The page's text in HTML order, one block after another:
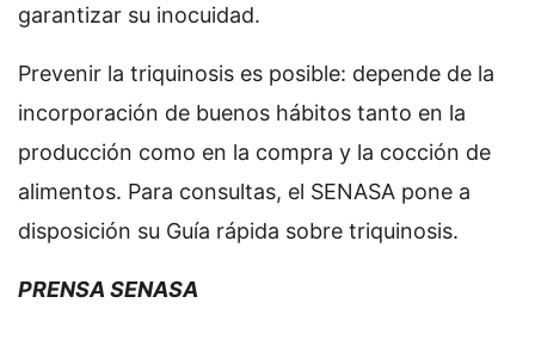
garantizar su inocuidad.
Prevenir la triquinosis es posible: depende de la
incorporación de buenos hábitos tanto en la
producción como en la compra y la cocción de
alimentos. Para consultas, el SENASA pone a
disposición su Guía rápida sobre triquinosis.
PRENSA SENASA